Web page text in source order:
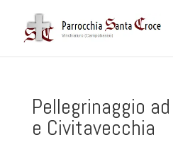
Pellegrinaggio
e Civitavecchia